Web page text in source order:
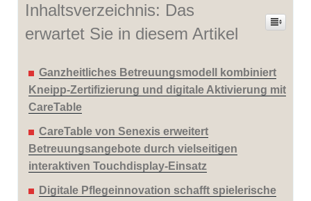
Inhaltsverzeichnis: Das
erwartet Sie in diesem Artikel
Ganzheitliches Betreuungsmodell kombiniert
Kneipp-Zertifizierung und digitale Aktivierung mit
CareTable
CareTable von Senexis erweitert
Betreuungsangebote durch vielseitigen
interaktiven Touchdisplay-Einsatz
Digitale Pflegeinnovation schafft spielerische